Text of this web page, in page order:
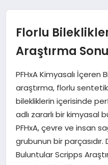
EKONOMI
SIYASET
MAGAZIN
Florlu
Araştırma
PFHxA Kimyasalı İçeren
araştırma, florlu
bilekliklerin içerisinde
adlı zararlı bir kimyasal
PFHxA, çevre ve insan
grubunun bir
Buluntular Scripps